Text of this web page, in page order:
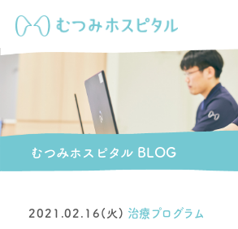
むつみホスピタル BLOG
2021.02.16(火) 治療プログラム